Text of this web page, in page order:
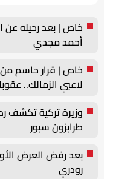
خاص | بعد رحيله عن
أحمد مجدي
خاص | قرار حاسم من
لاعبي الزمالك..
وزيرة تركية تكشف
طرابزون سبور
بعد رفض العرض
رودري